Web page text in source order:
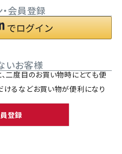
会員登録
いお客様
二度目のお買い物時にとても便
けるなどお買い物が便利になり
登録